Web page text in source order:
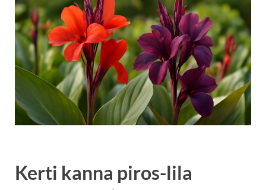
Kerti kanna piros-lila